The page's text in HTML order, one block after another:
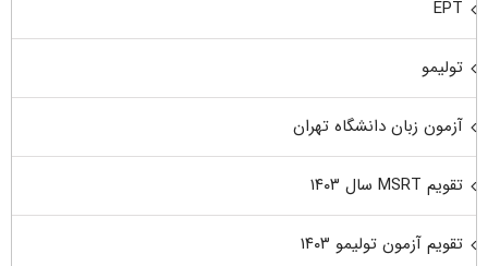
EPT
تولیمو
آزمون زبان دانشگاه تهران
تقویم MSRT سال ۱۴۰۳
تقویم آزمون تولیمو ۱۴۰۳